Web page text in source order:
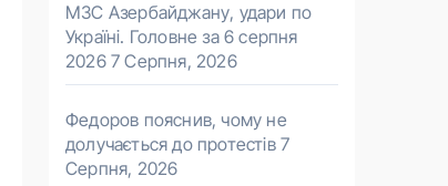
МЗС Азербайджану, удари по
Україні. Головне за 6 серпня
2026 7 Серпня, 2026
Федоров пояснив, чому не
долучається до протестів 7
Серпня, 2026